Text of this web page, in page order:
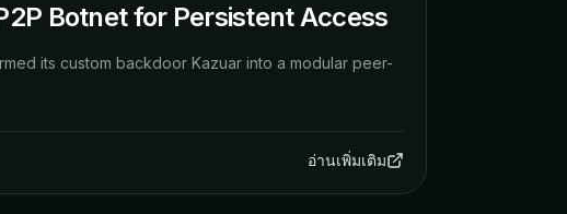
Botnet for Persistent Access
its custom backdoor Kazuar into a modular peer-
อ่านเพิ่มเติม